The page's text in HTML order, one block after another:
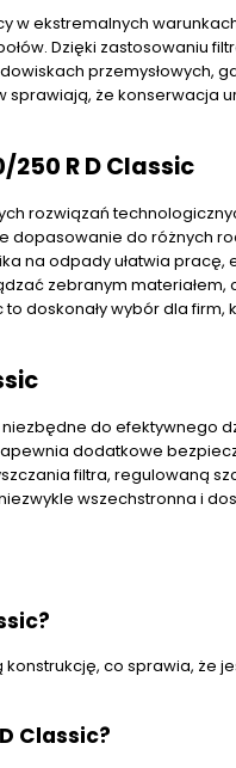
w ekstremalnych
Dzięki zastosowaniu
przemysłowych,
sprawiają, że konserwacja
250 R D Classic
rozwiązań
dopasowanie do różnych
na odpady ułatwia pracę,
zebranym materiałem,
to doskonały wybór dla
niezbędne do efektywnego
dodatkowe
filtra, regulowaną
wszechstronna i
konstrukcję, co sprawia, że
Classic?